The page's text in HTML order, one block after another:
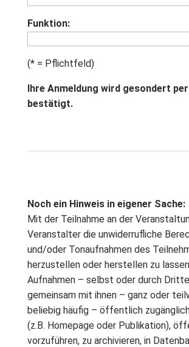
Funktion:
(* = Pflichtfeld)
Ihre Anmeldung wird gesondert
bestätigt.
Noch ein Hinweis in eigener Sache:
Mit der Teilnahme an der
Veranstalter die unwiderrufliche
und/oder Tonaufnahmen des
herzustellen oder herstellen zu
Aufnahmen – selbst oder durch
gemeinsam mit ihnen – ganz oder
beliebig häufig – öffentlich
(z.B. Homepage oder Publikation),
vorzuführen, zu archivieren, in